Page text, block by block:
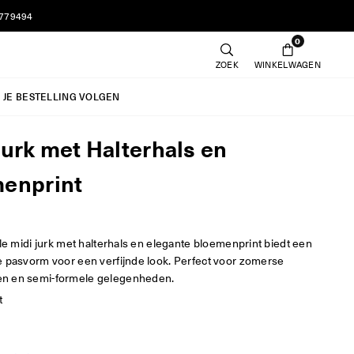
ZOEK
0
WINKELWAGEN
JE BESTELLING VOLGEN
met Halterhals en
midi jurk met halterhals en elegante bloemenprint biedt een
pasvorm voor een verfijnde look. Perfect voor zomerse
en semi-formele gelegenheden.